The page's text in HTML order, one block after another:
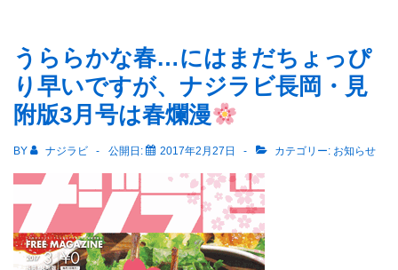
け
て
だ
ん
春
が
うららかな春…にはまだちょっぴ
り早いですが、ナジラビ長岡・見
附版3月号は春爛漫
BY ナジラビ 公開日: 2017年2月27日 カテゴリー: お知らせ